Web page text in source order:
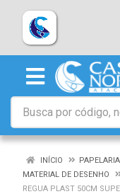
INÍCIO
PAPELARIA
MATERIAL DE DESENHO
REGUA PLAST 50CM